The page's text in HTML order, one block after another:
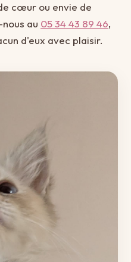
cœur ou envie de
au 05 34 43 89 46,
d'eux avec plaisir.